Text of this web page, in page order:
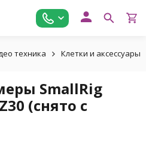
техника Клетки и аксессуары
SmallRig
(снято с